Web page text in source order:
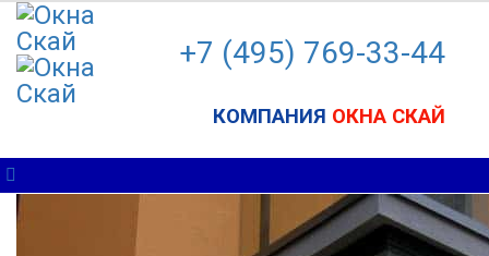
+7 (495) 769-33-44
КОМПАНИЯ ОКНА СКАЙ